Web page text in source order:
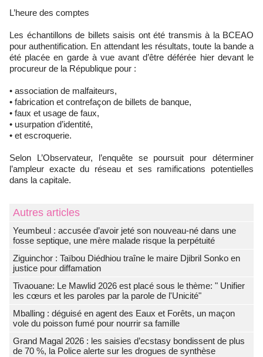
L’heure des comptes
Les échantillons de billets saisis ont été transmis à la BCEAO
pour authentification. En attendant les résultats, toute la bande a
été placée en garde à vue avant d’être déférée hier devant le
procureur de la République pour :
• association de malfaiteurs,
• fabrication et contrefaçon de billets de banque,
• faux et usage de faux,
• usurpation d’identité,
• et escroquerie.
Selon L’Observateur, l’enquête se poursuit pour déterminer
l’ampleur exacte du réseau et ses ramifications potentielles
dans la capitale.
Autres articles
Yeumbeul : accusée d’avoir jeté son nouveau-né dans une
fosse septique, une mère malade risque la perpétuité
Ziguinchor : Taïbou Diédhiou traîne le maire Djibril Sonko en
justice pour diffamation
Tivaouane: Le Mawlid 2026 est placé sous le thème: " Unifier
les cœurs et les paroles par la parole de l'Unicité"
Mballing : déguisé en agent des Eaux et Forêts, un maçon
vole du poisson fumé pour nourrir sa famille
Grand Magal 2026 : les saisies d’ecstasy bondissent de plus
de 70 %, la Police alerte sur les drogues de synthèse